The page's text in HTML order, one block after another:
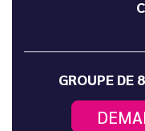
GROUPE DE